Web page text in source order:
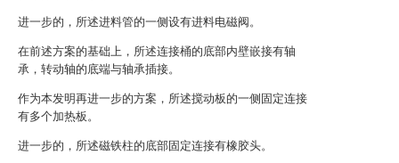
进一步的，所述进料管的一侧设有进料电磁阀。
在前述方案的基础上，所述连接桶的底部内壁嵌接有轴
承，转动轴的底端与轴承插接。
作为本发明再进一步的方案，所述搅动板的一侧固定连接
有多个加热板。
进一步的，所述磁铁柱的底部固定连接有橡胶头。